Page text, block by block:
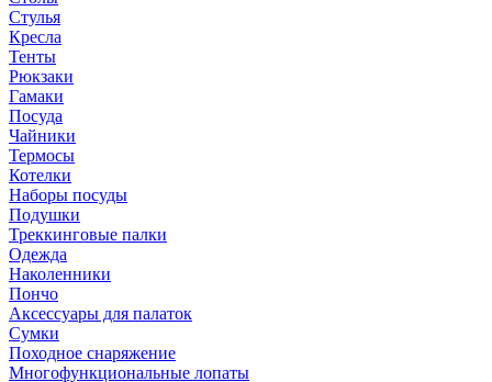
Стулья
Кресла
Тенты
Рюкзаки
Гамаки
Посуда
Чайники
Термосы
Котелки
Наборы посуды
Подушки
Треккинговые палки
Одежда
Наколенники
Пончо
Аксессуары для палаток
Сумки
Походное снаряжение
Многофункциональные лопаты